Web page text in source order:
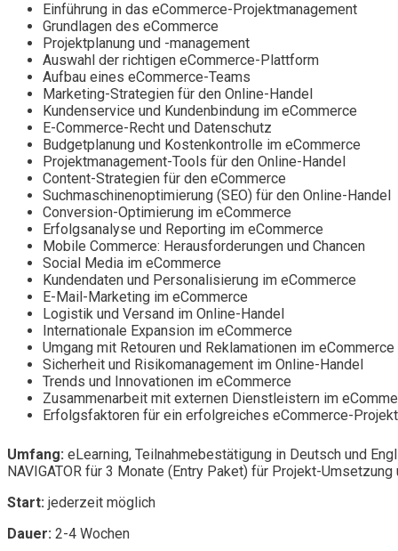
Einführung in das eCommerce-Projektmanagement
Grundlagen des eCommerce
Projektplanung und -management
Auswahl der richtigen eCommerce-Plattform
Aufbau eines eCommerce-Teams
Marketing-Strategien für den Online-Handel
Kundenservice und Kundenbindung im eCommerce
E-Commerce-Recht und Datenschutz
Budgetplanung und Kostenkontrolle im eCommerce
Projektmanagement-Tools für den Online-Handel
Content-Strategien für den eCommerce
Suchmaschinenoptimierung (SEO) für den Online-Handel
Conversion-Optimierung im eCommerce
Erfolgsanalyse und Reporting im eCommerce
Mobile Commerce: Herausforderungen und Chancen
Social Media im eCommerce
Kundendaten und Personalisierung im eCommerce
E-Mail-Marketing im eCommerce
Logistik und Versand im Online-Handel
Internationale Expansion im eCommerce
Umgang mit Retouren und Reklamationen im eCommerce
Sicherheit und Risikomanagement im Online-Handel
Trends und Innovationen im eCommerce
Zusammenarbeit mit externen Dienstleistern im
Erfolgsfaktoren für ein erfolgreiches eCommerce-Projekt
Umfang: eLearning, Teilnahmebestätigung in Deutsch und
NAVIGATOR für 3 Monate (Entry Paket) für Projekt-
Start: jederzeit möglich
Dauer: 2-4 Wochen